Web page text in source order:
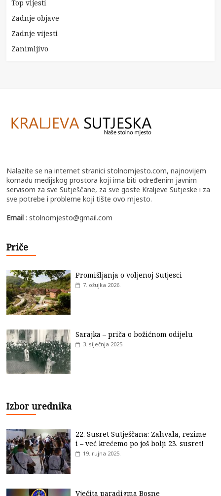
Top vijesti
Zadnje objave
Zadnje vijesti
Zanimljivo
Nalazite se na internet stranici stolnomjesto.com, najnovijem
komadu medijskog prostora koji ima biti određenim javnim
servisom za sve Sutješčane, za sve goste Kraljeve Sutjeske i za
sve potrebe i probleme koji tište ovo mjesto.
Email: stolnomjesto@gmail.com
Priče
Promišljanja o voljenoj Sutjesci
7. ožujka 2026.
Sarajka – priča o božićnom odijelu
3. siječnja 2025.
Izbor urednika
22. Susret Sutješčana: Zahvala, rezime
i – već krećemo po još bolji 23. susret!
19. rujna 2025.
Vječita paradigma Bosne